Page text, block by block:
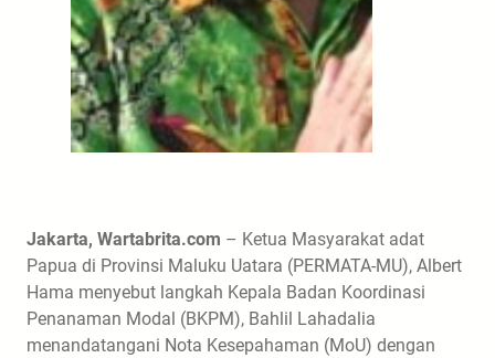
Jakarta, Wartabrita.com – Ketua Masyarakat adat
Papua di Provinsi Maluku Uatara (PERMATA-MU), Albert
Hama menyebut langkah Kepala Badan Koordinasi
Penanaman Modal (BKPM), Bahlil Lahadalia
menandatangani Nota Kesepahaman (MoU) dengan